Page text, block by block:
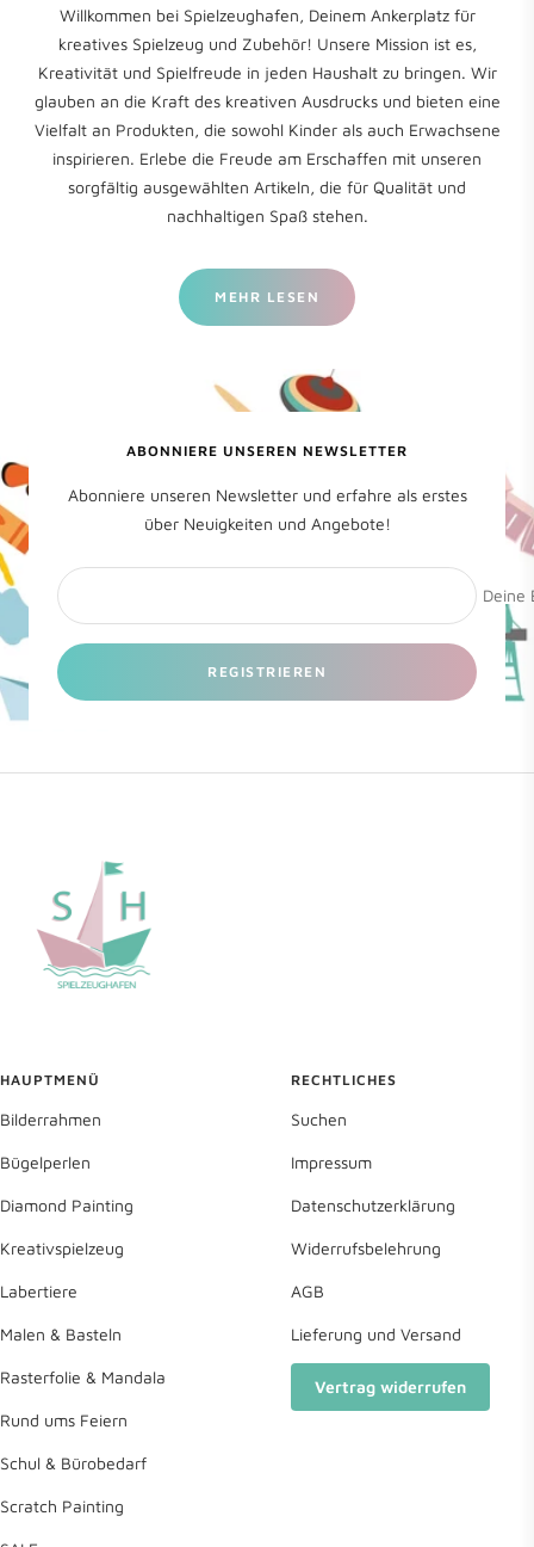
Willkommen bei Spielzeughafen, Deinem Ankerplatz für
kreatives Spielzeug und Zubehör! Unsere Mission ist es,
Kreativität und Spielfreude in jeden Haushalt zu bringen. Wir
glauben an die Kraft des kreativen Ausdrucks und bieten eine
Vielfalt an Produkten, die sowohl Kinder als auch Erwachsene
inspirieren. Erlebe die Freude am Erschaffen mit unseren
sorgfältig ausgewählten Artikeln, die für Qualität und
nachhaltigen Spaß stehen.
MEHR LESEN
ABONNIERE UNSEREN NEWSLETTER
Abonniere unseren Newsletter und erfahre als erstes
über Neuigkeiten und Angebote!
Deine
REGISTRIEREN
HAUPTMENÜ
Bilderrahmen
Bügelperlen
Diamond Painting
Kreativspielzeug
Labertiere
Malen & Basteln
Rasterfolie & Mandala
Rund ums Feiern
Schul & Bürobedarf
Scratch Painting
RECHTLICHES
Suchen
Impressum
Datenschutzerklärung
Widerrufsbelehrung
AGB
Lieferung und Versand
Vertrag widerrufen